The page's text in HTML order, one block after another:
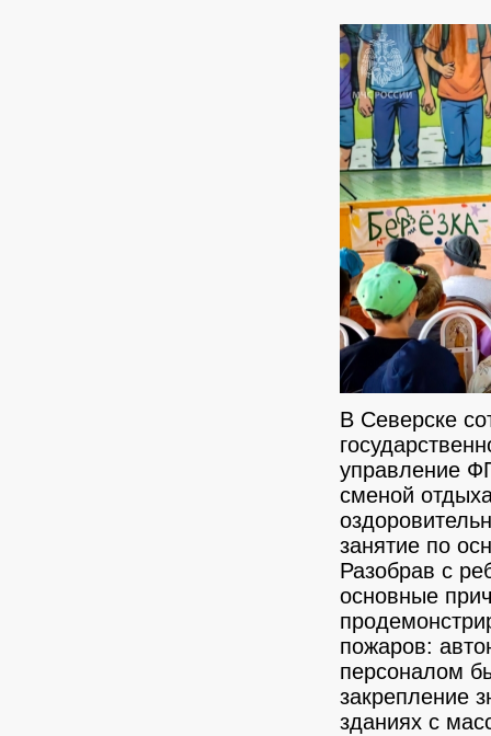
В Северске
управление
сменой
занятие по
Разобрав с
основные
пожаров:
персоналом
закрепление
зданиях с